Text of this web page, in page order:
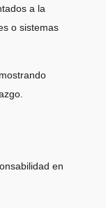
a la
o sistemas
en